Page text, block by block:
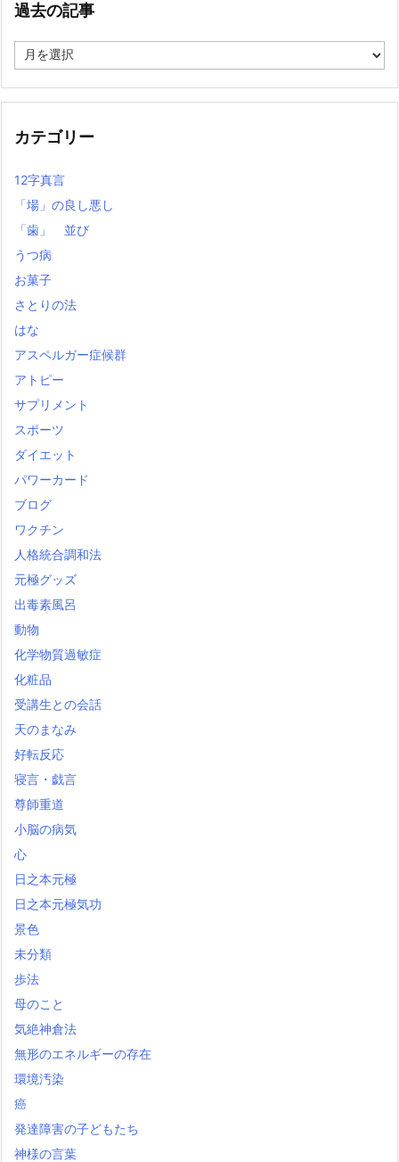
過去の記事
去
記
カテゴリー
12字真言
「場」の良し悪し
「歯」 並び
うつ病
お菓子
さとりの法
はな
アスペルガー症候群
アトピー
サプリメント
スポーツ
ダイエット
パワーカード
ブログ
ワクチン
人格統合調和法
元極グッズ
出毒素風呂
動物
化学物質過敏症
化粧品
受講生との会話
天のまなみ
好転反応
寝言・戯言
尊師重道
小脳の病気
心
日之本元極
日之本元極気功
景色
未分類
歩法
母のこと
気絶神倉法
無形のエネルギーの存在
環境汚染
癌
発達障害の子どもたち
神様の言葉